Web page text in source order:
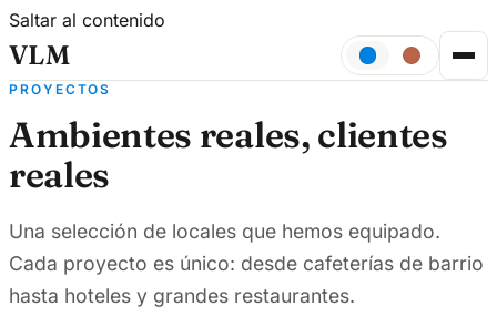
Saltar al contenido
VLM
PROYECTOS
Ambientes reales, clientes
reales
Una selección de locales que hemos equipado.
Cada proyecto es único: desde cafeterías de barrio
hasta hoteles y grandes restaurantes.